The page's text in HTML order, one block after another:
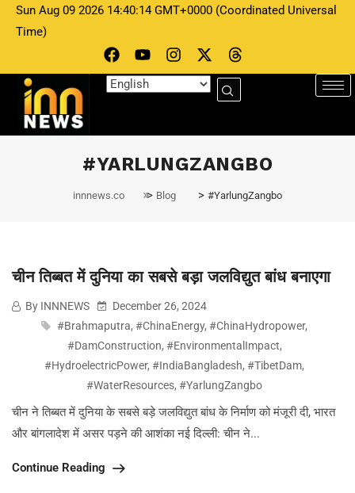
Sun Aug 09 2026 14:40:14 GMT+0000 (Coordinated Universal
Time)
#YARLUNGZANGBO
innnews.co > Blog > #YarlungZangbo
INNNEWS
चीन तिब्बत में दुनिया का सबसे बड़ा जलविद्युत बांध
चीन तिब्बत में दुनिया का सबसे बड़ा जलविद्युत बांध बनाएगा
By INNNEWS
December 26, 2024
#Brahmaputra, #ChinaEnergy, #ChinaHydropower,
#DamConstruction, #EnvironmentalImpact,
#HydroelectricPower, #IndiaBangladesh, #TibetDam,
#WaterResources, #YarlungZangbo
चीन ने तिब्बत में दुनिया के सबसे बड़े जलविद्युत बांध के निर्माण को मंजूरी दी, भारत
और बांगलादेश में असर पड़ने की आशंका नई दिल्ली: चीन ने...
Continue Reading